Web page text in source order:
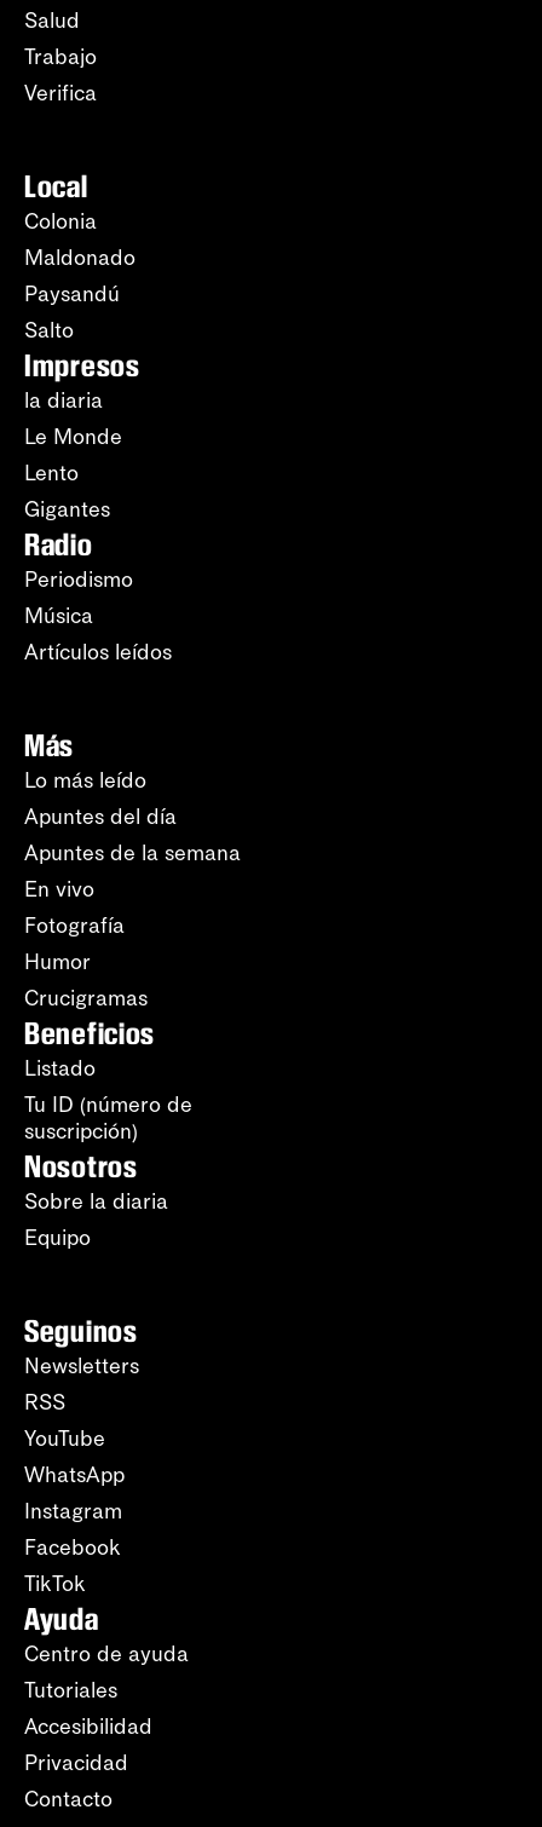
Salud
Trabajo
Verifica
Local
Colonia
Maldonado
Paysandú
Salto
Impresos
la diaria
Le Monde
Lento
Gigantes
Radio
Periodismo
Música
Artículos leídos
Más
Lo más leído
Apuntes del día
Apuntes de la semana
En vivo
Fotografía
Humor
Crucigramas
Beneficios
Listado
Tu ID (número de
suscripción)
Nosotros
Sobre la diaria
Equipo
Seguinos
Newsletters
RSS
YouTube
WhatsApp
Instagram
Facebook
TikTok
Ayuda
Centro de ayuda
Tutoriales
Accesibilidad
Privacidad
Contacto